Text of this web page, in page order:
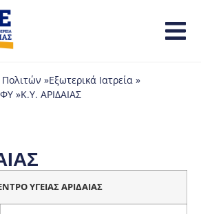
»Εξωτερικά Ιατρεία »
»Κ.Υ. ΑΡΙΔΑΙΑΣ
ΥΓΕΙΑΣ ΑΡΙΔΑΙΑΣ